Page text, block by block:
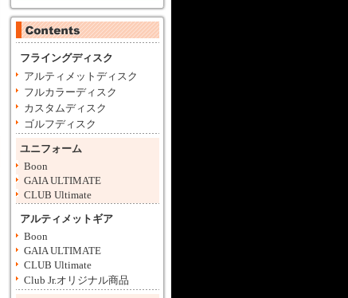
フライングディスク
アルティメットディスク
フルカラーディスク
カスタムディスク
ゴルフディスク
ユニフォーム
Boon
GAIA ULTIMATE
CLUB Ultimate
アルティメットギア
Boon
GAIA ULTIMATE
CLUB Ultimate
Club Jr.オリジナル商品